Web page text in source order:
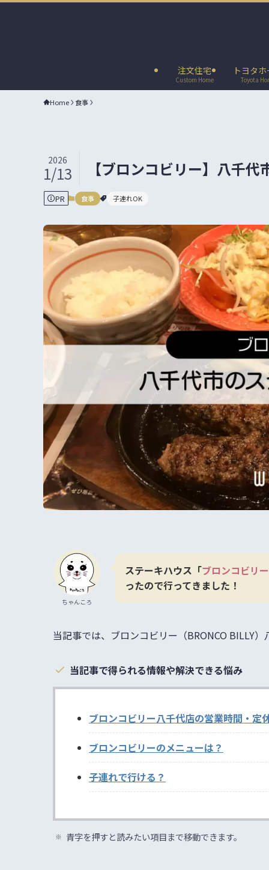
注文住宅
Custom Home
トヨタ
Toyota
Home 食事
【ブロンコビリー】八千
2026
1/13
PR 食事 子連れOK
ちゃんころ
ステーキハウス「ブロンコビリ
ったので行ってきました！
当記事では、ブロンコビリー（BRONCO BILLY
当記事で得られる情報や解決できる悩み
ブロンコビリー八千代店の営業時間・定
ブロンコビリーのメニューは？
子連れで行ける？
青字を押すと読みたい項目まで移動できます。